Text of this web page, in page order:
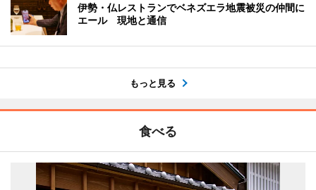
伊勢・仏レストランでベネズエラ地震被災の仲間に
エール 現地と通信
もっと見る
食べる